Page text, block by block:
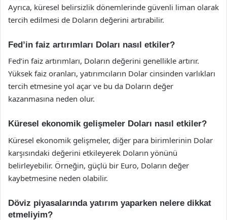
Ayrıca, küresel belirsizlik dönemlerinde güvenli liman olarak
tercih edilmesi de Doların değerini artırabilir.
Fed’in faiz artırımları Doları nasıl etkiler?
Fed’in faiz artırımları, Doların değerini genellikle artırır.
Yüksek faiz oranları, yatırımcıların Dolar cinsinden varlıkları
tercih etmesine yol açar ve bu da Doların değer
kazanmasına neden olur.
Küresel ekonomik gelişmeler Doları nasıl etkiler?
Küresel ekonomik gelişmeler, diğer para birimlerinin Dolar
karşısındaki değerini etkileyerek Doların yönünü
belirleyebilir. Örneğin, güçlü bir Euro, Doların değer
kaybetmesine neden olabilir.
Döviz piyasalarında yatırım yaparken nelere dikkat
etmeliyim?